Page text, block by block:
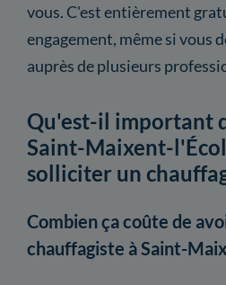
vous. C'est entièrement
engagement, même si vous
auprès de plusieurs
Qu'est-il important
Saint-Maixent-
solliciter un
Combien ça coûte de
chauffagiste à Saint-